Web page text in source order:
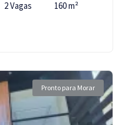
2 Vagas 160 m²
Pronto para Morar